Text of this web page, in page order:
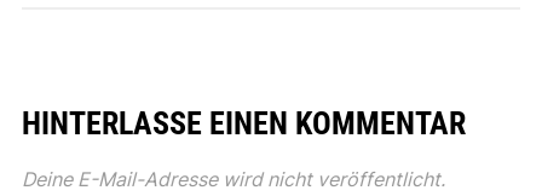
HINTERLASSE EINEN KOMMENTAR
Deine E-Mail-Adresse wird nicht veröffentlicht.